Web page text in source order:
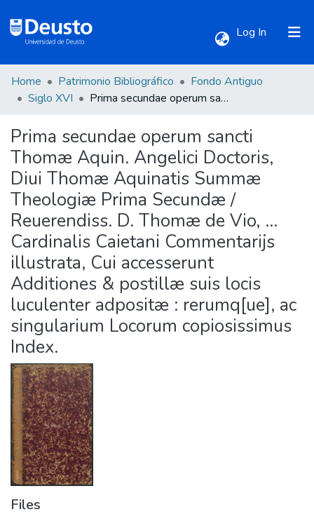
Log In (current)
Communities & Collections
All of DSpace
Statistics
Home Patrimonio Bibliográfico
Fondo Antiguo
Siglo XVI
Prima secundae operum sancti Thomæ Aquin. Angelici Doctoris, Diui Thomæ Aquinatis Summæ Theologiæ Prima Secundæ / Reuerendiss. D. Thomæ de Vio, ... Cardinalis Caietani Commentarijs illustrata, Cui accesserunt Additiones & postillæ suis locis luculenter adpositæ : rerumq[ue], ac singularium Locorum copiosissimus Index.
Prima secundae operum sancti
Thomæ Aquin. Angelici Doctoris,
Diui Thomæ Aquinatis Summæ
Theologiæ Prima Secundæ /
Reuerendiss. D. Thomæ de Vio, ...
Cardinalis Caietani Commentarijs
illustrata, Cui accesserunt
Additiones & postillæ suis locis
luculenter adpositæ : rerumq[ue], ac
singularium Locorum copiosissimus
Index.
Files